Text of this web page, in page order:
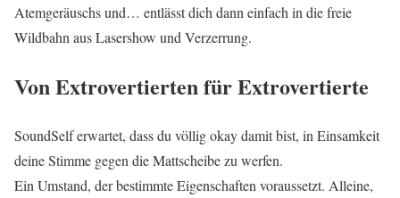
Atemgeräuschs und… entlässt dich dann einfach in die freie
Wildbahn aus Lasershow und Verzerrung.
Von Extrovertierten für Extrovertierte
SoundSelf erwartet, dass du völlig okay damit bist, in Einsamkeit
deine Stimme gegen die Mattscheibe zu werfen.
Ein Umstand, der bestimmte Eigenschaften voraussetzt. Alleine,